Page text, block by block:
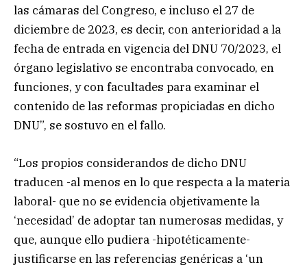
las cámaras del Congreso, e incluso el 27 de
diciembre de 2023, es decir, con anterioridad a la
fecha de entrada en vigencia del DNU 70/2023, el
órgano legislativo se encontraba convocado, en
funciones, y con facultades para examinar el
contenido de las reformas propiciadas en dicho
DNU”, se sostuvo en el fallo.
“Los propios considerandos de dicho DNU
traducen -al menos en lo que respecta a la materia
laboral- que no se evidencia objetivamente la
‘necesidad’ de adoptar tan numerosas medidas, y
que, aunque ello pudiera -hipotéticamente-
justificarse en las referencias genéricas a ‘un